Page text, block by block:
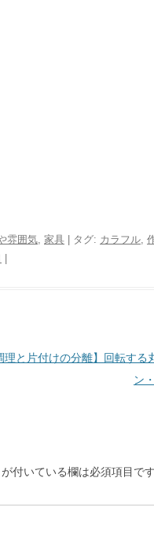
雰囲気, 家具 | タグ: カラフル,
理と片付けの分離】回転する
ン
が付いている欄は必須項目です